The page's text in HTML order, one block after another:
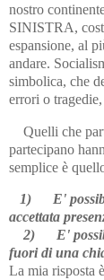
nostro
SINISTRA,
espansione, al
andare.
simbolica, che
errori o
Quelli che
partecipano
semplice è
1)
E'
accettata
2)
E'
fuori di una
La mia risposta